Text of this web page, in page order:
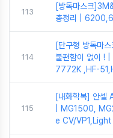
113
[방독마스크
총정리 |
114
[단구형 방독마
불편함이 없이
7772K ,HF-
115
[내화학복] 안셀
| MG1500,
e CV/